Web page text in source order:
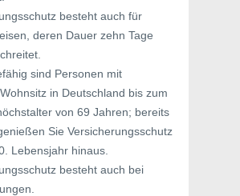
besteht auch für
deren Dauer zehn Tage
sind Personen mit
in Deutschland bis zum
von 69 Jahren; bereits
Sie Versicherungsschutz
Lebensjahr hinaus.
besteht auch bei